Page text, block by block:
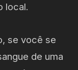
local.
se você se
de uma